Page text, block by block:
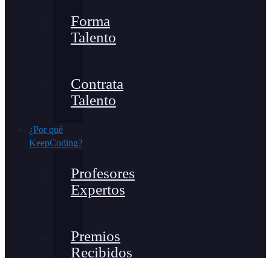
Forma
Talento
Contrata
Talento
¿Por qué
KeepCoding?
Profesores
Expertos
Premios
Recibidos